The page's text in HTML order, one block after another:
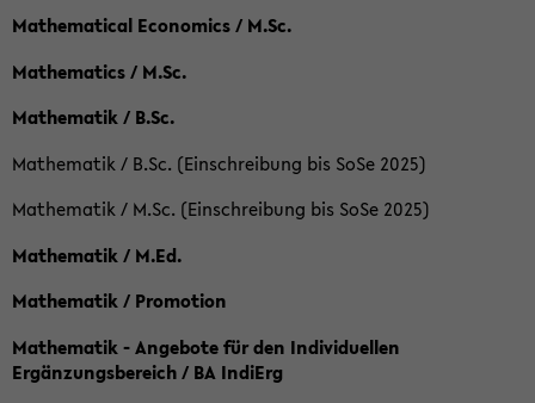
Mathematical Economics / M.Sc.
Mathematics / M.Sc.
Mathematik / B.Sc.
Mathematik / B.Sc. (Einschreibung bis SoSe 2025)
Mathematik / M.Sc. (Einschreibung bis SoSe 2025)
Mathematik / M.Ed.
Mathematik / Promotion
Mathematik - Angebote für den Individuellen
Ergänzungsbereich / BA IndiErg